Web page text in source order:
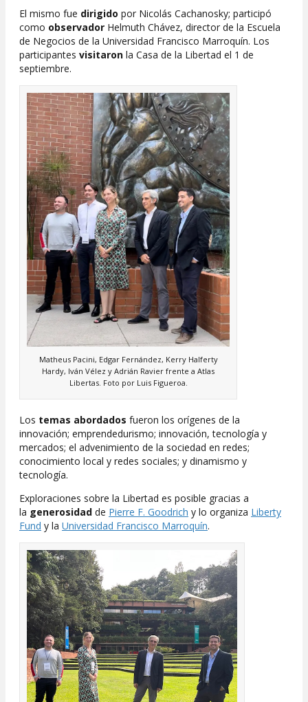
El mismo fue dirigido por Nicolás Cachanosky; participó
como observador Helmuth Chávez, director de la Escuela
de Negocios de la Universidad Francisco Marroquín. Los
participantes visitaron la Casa de la Libertad el 1 de
septiembre.
Matheus Pacini, Edgar Fernández, Kerry Halferty
Hardy, Iván Vélez y Adrián Ravier frente a Atlas
Libertas. Foto por Luis Figueroa.
Los temas abordados fueron los orígenes de la
innovación; emprendedurismo; innovación, tecnología y
mercados; el advenimiento de la sociedad en redes;
conocimiento local y redes sociales; y dinamismo y
tecnología.
Exploraciones sobre la Libertad es posible gracias a
la generosidad de Pierre F. Goodrich y lo organiza Liberty
Fund y la Universidad Francisco Marroquín.